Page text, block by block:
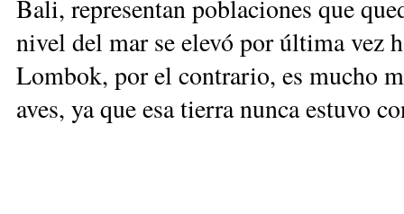
Bali, representan poblaciones que
nivel del mar se elevó por última vez
Lombok, por el contrario, es mucho
aves, ya que esa tierra nunca estuvo